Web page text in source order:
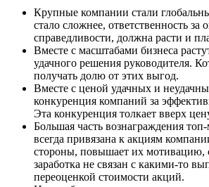
Крупные компании стали
стало сложнее, ответственность
справедливости, должна расти и
Вместе с масштабами бизнеса
удачного решения руководителя.
получать долю от этих выгод.
Вместе с ценой удачных и
конкуренция компаний за
Эта конкуренция толкает вверх
Большая часть вознаграждения
всегда привязана к акциям
стороны, повышает их мотивацию,
заработка не связан с какими-то
переоценкой стоимости акций.